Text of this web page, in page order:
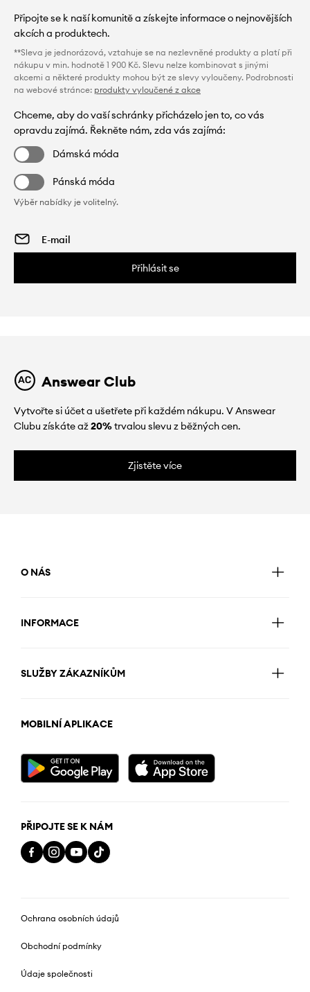
Připojte se k naší komunitě a získejte informace o nejnovějších
akcích a produktech.
**Sleva je jednorázová, vztahuje se na nezlevněné produkty a platí při
nákupu v min. hodnotě 1 900 Kč. Slevu nelze kombinovat s jinými
akcemi a některé produkty mohou být ze slevy vyloučeny. Podrobnosti
na webové stránce: produkty vyloučené z akce
Chceme, aby do vaší schránky přicházelo jen to, co vás
opravdu zajímá. Řekněte nám, zda vás zajímá:
Dámská móda
Pánská móda
Výběr nabídky je volitelný.
Přihlásit se
Answear Club
Vytvořte si účet a ušetřete při každém nákupu. V Answear
Clubu získáte až20%trvalou slevu z běžných cen.
Zjistěte více
O NÁS
INFORMACE
SLUŽBY ZÁKAZNÍKŮM
MOBILNÍ APLIKACE
PŘIPOJTE SE K NÁM
Ochrana osobních údajů
Obchodní podmínky
Údaje společnosti